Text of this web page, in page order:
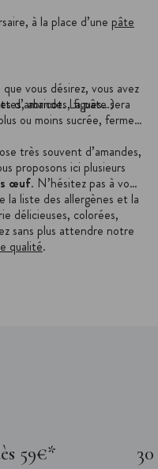
à la place d’une pâte
abricots, figues…)
vous désirez, vous avez
d’amande. La pâte sera
ou moins sucrée, ferme
très souvent d’amandes,
proposons ici plusieurs
œuf. N’hésitez pas à vous
la liste des allergènes et la
délicieuses, colorées,
sans plus attendre notre
qualité.
59€*